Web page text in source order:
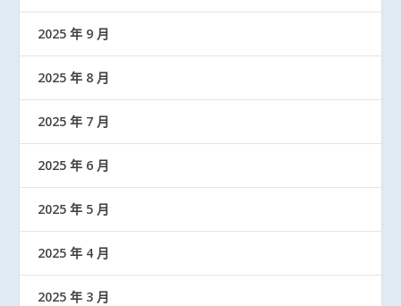
2025 年 9 月
2025 年 8 月
2025 年 7 月
2025 年 6 月
2025 年 5 月
2025 年 4 月
2025 年 3 月